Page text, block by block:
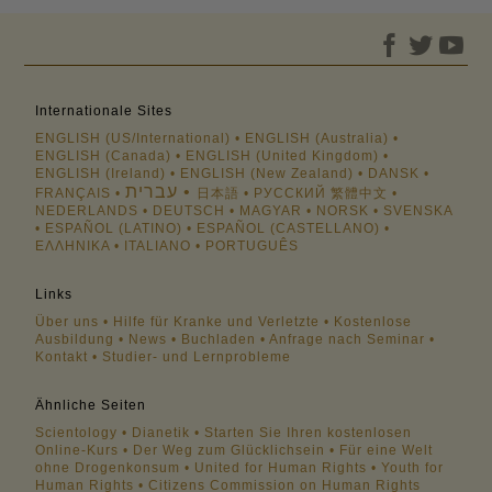
Internationale Sites
ENGLISH (US/International)
ENGLISH (Australia)
ENGLISH (Canada)
ENGLISH (United Kingdom)
ENGLISH (Ireland)
ENGLISH (New Zealand)
DANSK
FRANÇAIS
עברית 日本語 РУССКИЙ 繁體中文
NEDERLANDS
DEUTSCH MAGYAR NORSK
SVENSKA
ESPAÑOL (LATINO)
ESPAÑOL (CASTELLANO)
ΕΛΛΗΝΙΚA
ITALIANO PORTUGUÊS
Links
Über uns
Hilfe für Kranke und Verletzte
Kostenlose
Ausbildung
News Buchladen
Anfrage nach Seminar
Kontakt
Studier- und Lernprobleme
Ähnliche Seiten
Scientology
Dianetik
Starten Sie Ihren kostenlosen
Online-Kurs
Der Weg zum Glücklichsein
Für eine Welt
ohne Drogenkonsum
United for Human Rights
Youth for
Human Rights
Citizens Commission on Human Rights